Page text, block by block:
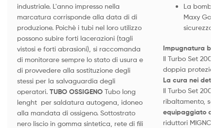
industriale. L'anno impresso nella
marcatura corrisponde alla data di di
produzione. Poichè i tubi nel loro utilizzo
possono subire forti lacerazioni (tagli
vistosi e forti abrasioni), si raccomanda
di monitorare sempre lo stato di usura e
di provvedere alla sostituzione degli
stessi per la salvaguardia degli
operatori. TUBO OSSIGENOTubo long
lenght per saldatura autogena, idoneo
alla mandata di ossigeno. Sottostrato
nero liscio in gomma sintetica, rete di fili
La
Maxy
sicurezza
Impugnatura
Il Turbo Set 200
doppia
La cura nei
Il Turbo Set 200
ribaltamento,
equipaggiato
riduttori